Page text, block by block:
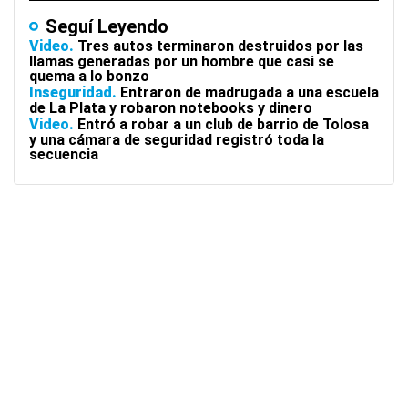
Seguí Leyendo
Video Tres autos terminaron destruidos por las
llamas generadas por un hombre que casi se
quema a lo bonzo
Inseguridad
Entraron de madrugada a una escuela
de La Plata y robaron notebooks y dinero
Video Entró a robar a un club de barrio de Tolosa
y una cámara de seguridad registró toda la
secuencia